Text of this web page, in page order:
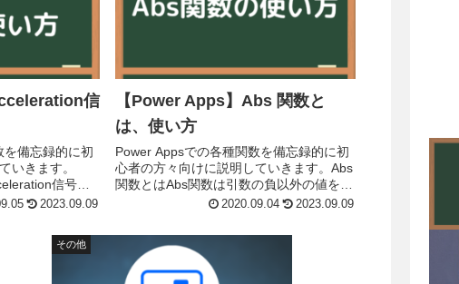
信
備忘録的に初
いきます。
信号
に基づいて 3
2023.09.09
【Power Apps】Abs 関数と
は、使い方
Power Appsでの各種関数を備忘録的に初
心者の方々向けに説明していきます。Abs
関数とはAbs関数は引数の負以外の値を返
します。 数値が負の場合は、Absは相当
2020.09.04 2023.09.09
その他